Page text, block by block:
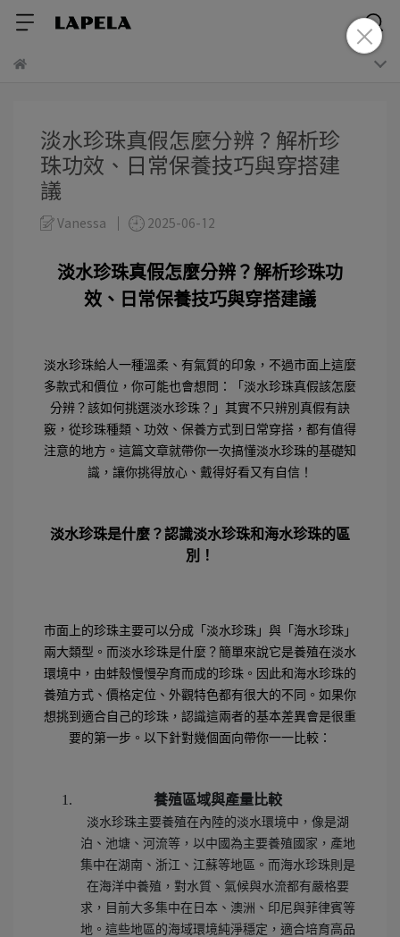
淡水珍珠真假怎麼分辨？解析珍
珠功效、日常保養技巧與穿搭建
議
Vanessa 2025-06-12
淡水珍珠真假怎麼分辨？解析珍珠功
效、日常保養技巧與穿搭建議
淡水珍珠給人一種溫柔、有氣質的印象，不過市面上這麼
多款式和價位，你可能也會想問：「淡水珍珠真假該怎麼
分辨？該如何挑選淡水珍珠？」其實不只辨別真假有訣
竅，從珍珠種類、功效、保養方式到日常穿搭，都有值得
注意的地方。這篇文章就帶你一次搞懂淡水珍珠的基礎知
識，讓你挑得放心、戴得好看又有自信！
淡水珍珠是什麼？認識淡水珍珠和海水珍珠的區
別！
市面上的珍珠主要可以分成「淡水珍珠」與「海水珍珠」
兩大類型。而淡水珍珠是什麼？簡單來說它是養殖在淡水
環境中，由蚌殼慢慢孕育而成的珍珠。因此和海水珍珠的
養殖方式、價格定位、外觀特色都有很大的不同。如果你
想挑到適合自己的珍珠，認識這兩者的基本差異會是很重
要的第一步。以下針對幾個面向帶你一一比較：
養殖區域與產量比較
淡水珍珠主要養殖在內陸的淡水環境中，像是湖
泊、池塘、河流等，以中國為主要養殖國家，產地
集中在湖南、浙江、江蘇等地區。而海水珍珠則是
在海洋中養殖，對水質、氣候與水流都有嚴格要
求，目前大多集中在日本、澳洲、印尼與菲律賓等
地。這些地區的海域環境純淨穩定，適合培育高品